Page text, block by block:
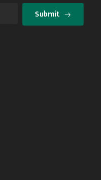
Submit